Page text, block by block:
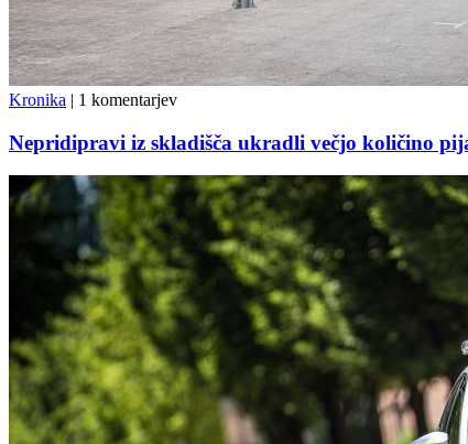
Kronika | 1 komentarjev
Nepridipravi iz skladišča ukradli večjo količino